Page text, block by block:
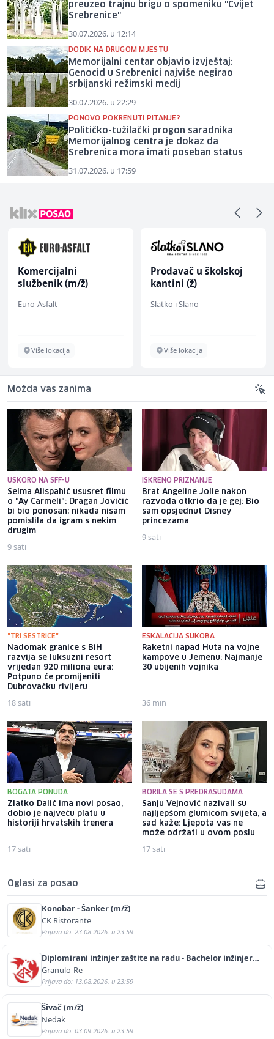
preuzeo trajnu brigu o spomeniku "Cvijet
Srebrenice"
30.07.2026. u 12:14
DODIK NA DRUGOM MJESTU
Memorijalni centar objavio izvještaj:
Genocid u Srebrenici najviše negirao
srbijanski režimski medij
30.07.2026. u 22:29
PONOVO POKRENUTI PITANJE?
Političko-tužilački progon saradnika
Memorijalnog centra je dokaz da
Srebrenica mora imati poseban status
31.07.2026. u 17:59
Komercijalni
službenik (m/ž)
Euro-Asfalt
Više lokacija
Prodavač u školskoj
kantini (ž)
Slatko i Slano
Više lokacija
Možda vas zanima
USKORO NA SFF-U
Selma Alispahić ususret filmu
o "Ay Carmeli": Dragan Jovičić
bi bio ponosan; nikada nisam
pomislila da igram s nekim
drugim
9 sati
ISKRENO PRIZNANJE
Brat Angeline Jolie nakon
razvoda otkrio da je gej: Bio
sam opsjednut Disney
princezama
9 sati
"TRI SESTRICE"
Nadomak granice s BiH
razvija se luksuzni resort
vrijedan 920 miliona eura:
Potpuno će promijeniti
Dubrovačku rivijeru
18 sati
ESKALACIJA SUKOBA
Raketni napad Huta na vojne
kampove u Jemenu: Najmanje
30 ubijenih vojnika
36 min
BOGATA PONUDA
Zlatko Dalić ima novi posao,
dobio je najveću platu u
historiji hrvatskih trenera
17 sati
BORILA SE S PREDRASUDAMA
Sanju Vejnović nazivali su
najljepšom glumicom svijeta, a
sad kaže: Ljepota vas ne
može održati u ovom poslu
17 sati
Oglasi za posao
Konobar - Šanker (m/ž)
CK Ristorante
Prijava do: 23.08.2026. u 23:59
Diplomirani inžinjer zaštite na radu - Bachelor inžinjer
sigurnosti i pomoći (m/ž)
Granulo-Re
Prijava do: 13.08.2026. u 23:59
Šivač (m/ž)
Nedak
Prijava do: 03.09.2026. u 23:59